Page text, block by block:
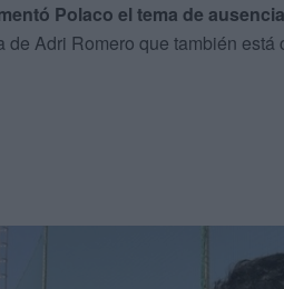
Polaco el tema de
de Adri Romero que también